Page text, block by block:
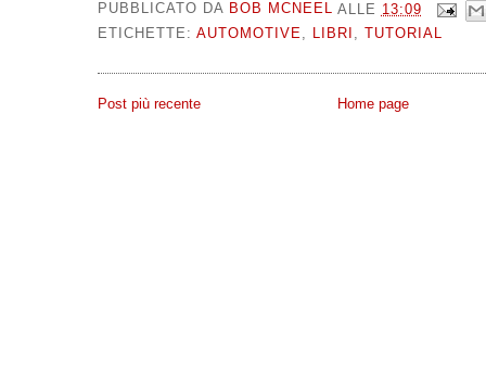
PUBBLICATO DA BOB MCNEEL ALLE 13:09
ETICHETTE: AUTOMOTIVE, LIBRI , TUTORIAL
Post più recente Home page